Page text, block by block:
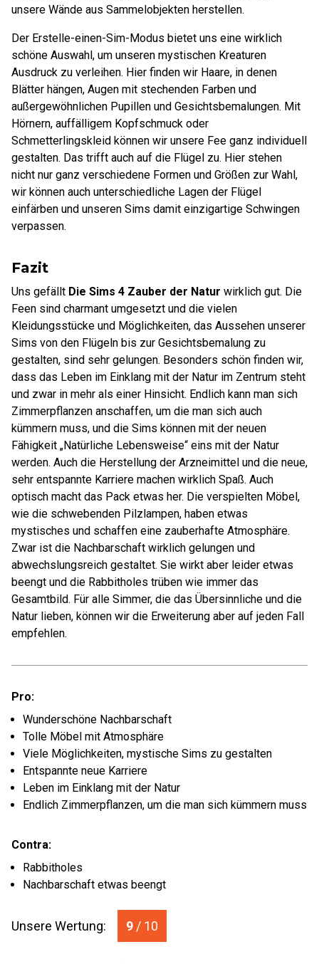
unsere Wände aus Sammelobjekten herstellen.
Der Erstelle-einen-Sim-Modus bietet uns eine wirklich
schöne Auswahl, um unseren mystischen Kreaturen
Ausdruck zu verleihen. Hier finden wir Haare, in denen
Blätter hängen, Augen mit stechenden Farben und
außergewöhnlichen Pupillen und Gesichtsbemalungen. Mit
Hörnern, auffälligem Kopfschmuck oder
Schmetterlingskleid können wir unsere Fee ganz individuell
gestalten. Das trifft auch auf die Flügel zu. Hier stehen
nicht nur ganz verschiedene Formen und Größen zur Wahl,
wir können auch unterschiedliche Lagen der Flügel
einfärben und unseren Sims damit einzigartige Schwingen
verpassen.
Fazit
Uns gefällt Die Sims 4 Zauber der Natur wirklich gut. Die
Feen sind charmant umgesetzt und die vielen
Kleidungsstücke und Möglichkeiten, das Aussehen unserer
Sims von den Flügeln bis zur Gesichtsbemalung zu
gestalten, sind sehr gelungen. Besonders schön finden wir,
dass das Leben im Einklang mit der Natur im Zentrum steht
und zwar in mehr als einer Hinsicht. Endlich kann man sich
Zimmerpflanzen anschaffen, um die man sich auch
kümmern muss, und die Sims können mit der neuen
Fähigkeit „Natürliche Lebensweise“ eins mit der Natur
werden. Auch die Herstellung der Arzneimittel und die neue,
sehr entspannte Karriere machen wirklich Spaß. Auch
optisch macht das Pack etwas her. Die verspielten Möbel,
wie die schwebenden Pilzlampen, haben etwas
mystisches und schaffen eine zauberhafte Atmosphäre.
Zwar ist die Nachbarschaft wirklich gelungen und
abwechslungsreich gestaltet. Sie wirkt aber leider etwas
beengt und die Rabbitholes trüben wie immer das
Gesamtbild. Für alle Simmer, die das Übersinnliche und die
Natur lieben, können wir die Erweiterung aber auf jeden Fall
empfehlen.
Pro:
Wunderschöne Nachbarschaft
Tolle Möbel mit Atmosphäre
Viele Möglichkeiten, mystische Sims zu gestalten
Entspannte neue Karriere
Leben im Einklang mit der Natur
Endlich Zimmerpflanzen, um die man sich kümmern muss
Contra:
Rabbitholes
Nachbarschaft etwas beengt
Unsere Wertung: 9 / 10